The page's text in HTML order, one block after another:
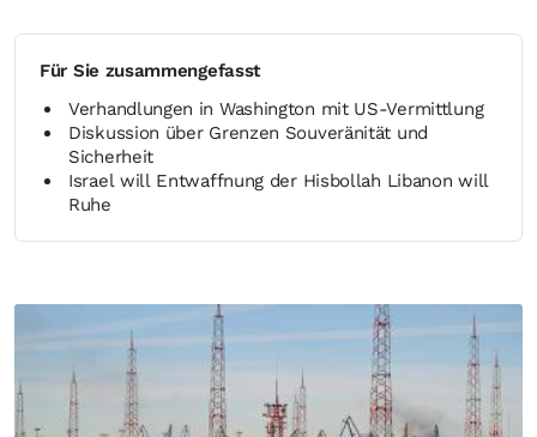
Für Sie zusammengefasst
Verhandlungen in Washington mit US-Vermittlung
Diskussion über Grenzen Souveränität und
Sicherheit
Israel will Entwaffnung der Hisbollah Libanon will
Ruhe